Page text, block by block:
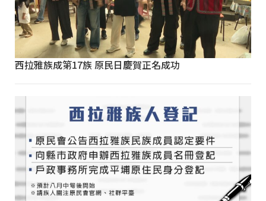
西拉雅族成第17族 原民日慶賀正名成功